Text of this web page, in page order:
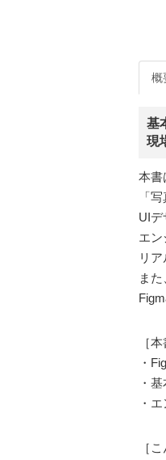
概
基
現
本書
「
UI
エン
リ
ま
［
・
・
・
［